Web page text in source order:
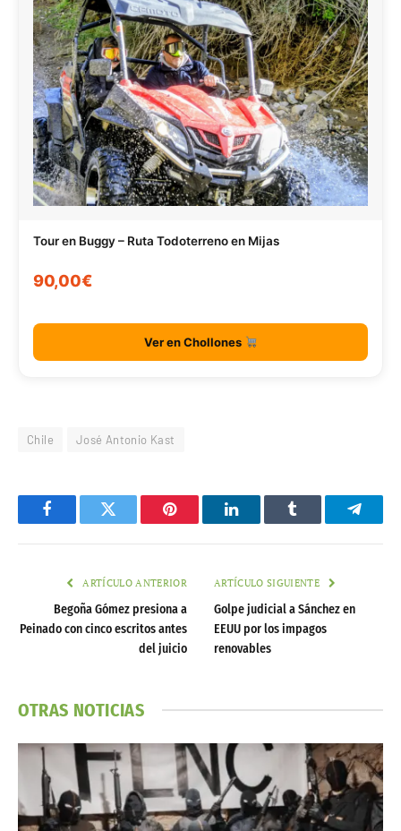
Tour en Buggy – Ruta Todoterreno en Mijas
90,00€
Ver en Chollones
Chile José Antonio Kast
FacebookTwitter Pinterest LinkedInTumblr
ARTÍCULO ANTERIOR
Begoña Gómez presiona a
Peinado con cinco escritos antes
del juicio
ARTÍCULO SIGUIENTE
Golpe judicial a Sánchez en
EEUU por los impagos
renovables
OTRAS NOTICIAS